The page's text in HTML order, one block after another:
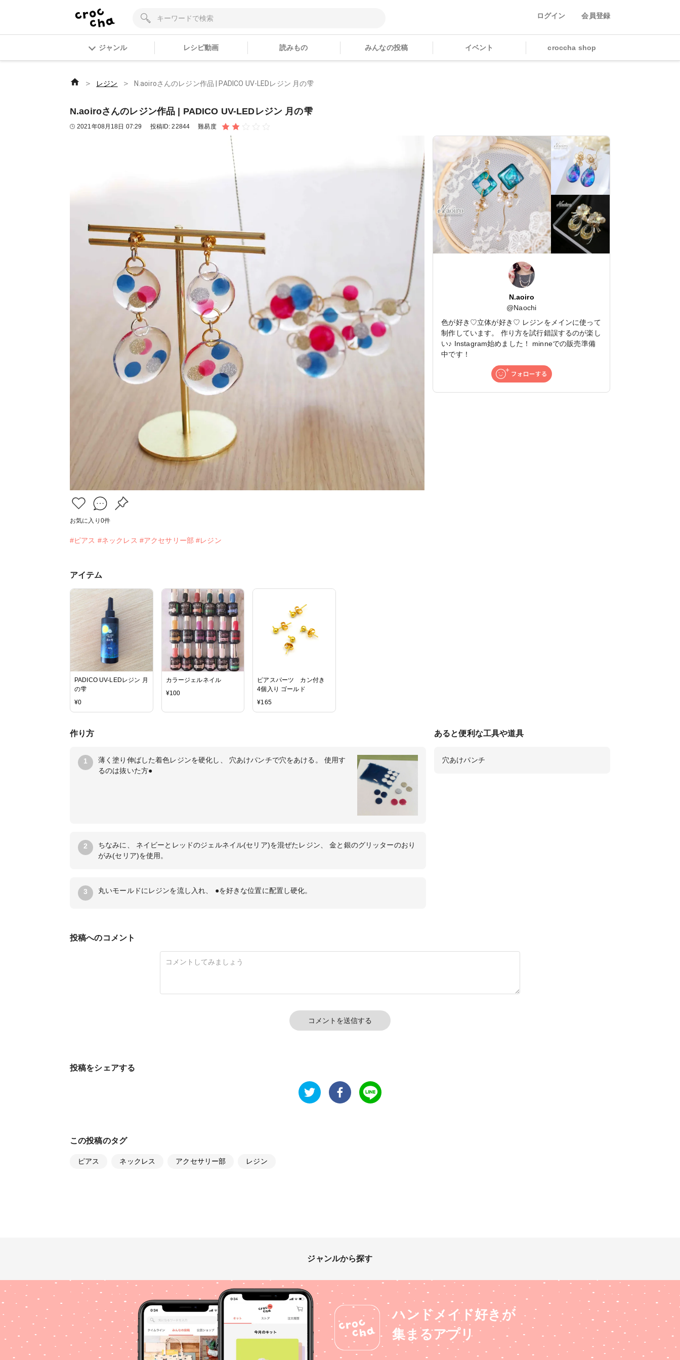
ログイン 会員登録
ジャンル レシピ動画 読みもの みんなの投稿 イベント croccha shop
＞ レジン ＞ N.aoiroさんのレジン作品 | PADICO UV-LEDレジン 月の雫
N.aoiroさんのレジン作品 | PADICO UV-LEDレジン 月の雫
2021年08月18日 07:29 投稿ID:22844 難易度
お気に入り 0件
#ピアス #ネックレス #アクセサリー部 #レジン
N.aoiro
@Naochi
色が好き♡立体が好き♡ レジンをメインに使って
制作しています。 作り方を試行錯誤するのが楽し
い♪ Instagram始めました！ minneでの販売準備
中です！
アイテム
PADICO UV-LEDレジン 月
の雫
¥0
カラージェルネイル
¥100
ピアスパーツ カン付き
4個入り ゴールド
¥165
作り方
1
薄く塗り伸ばした着色レジンを硬化し、 穴あけパンチで穴をあける。 使用す
るのは抜いた方●
2
ちなみに、 ネイビーとレッドのジェルネイル(セリア)を混ぜたレジン、 金と銀のグリッターのおり
がみ(セリア)を使用。
3 丸いモールドにレジンを流し入れ、 ●を好きな位置に配置し硬化。
あると便利な工具や道具
穴あけパンチ
投稿へのコメント
コメントを送信する
投稿をシェアする
この投稿のタグ
ピアス ネックレス アクセサリー部 レジン
ジャンルから探す
ハンドメイド好きが
集まるアプリ